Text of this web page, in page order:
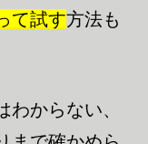
て試す方法も
からない、